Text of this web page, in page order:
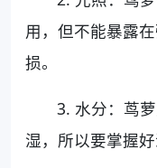
用，但不能暴露
损。
3. 水分：茑
湿，所以要掌握好